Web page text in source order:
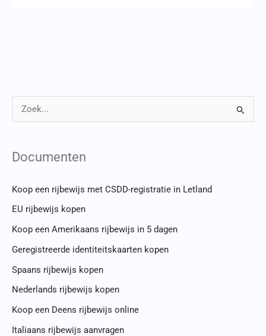
n
:
Documenten
Koop een rijbewijs met CSDD-registratie in Letland
EU rijbewijs kopen
Koop een Amerikaans rijbewijs in 5 dagen
Geregistreerde identiteitskaarten kopen
Spaans rijbewijs kopen
Nederlands rijbewijs kopen
Koop een Deens rijbewijs online
Italiaans rijbewijs aanvragen